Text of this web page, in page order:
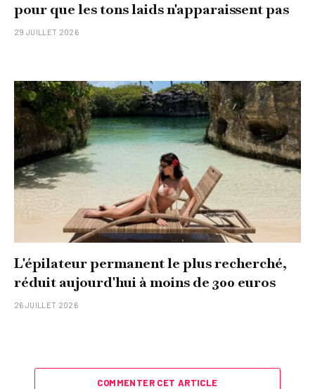
pour que les tons laids n'apparaissent pas
29 JUILLET 2026
L'épilateur permanent le plus recherché,
réduit aujourd'hui à moins de 300 euros
26 JUILLET 2026
COMMENTER CET ARTICLE